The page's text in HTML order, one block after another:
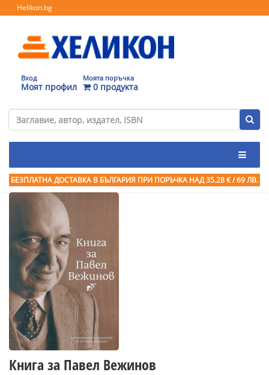
Helikon.bg
Вход
Моят профил
Моята поръчка
0 продукта
БЕЗПЛАТНА ДОСТАВКА В БЪЛГАРИЯ ПРИ ПОРЪЧКА НАД 35.28 € / 69 ЛВ.
Книга за Павел Вежинов